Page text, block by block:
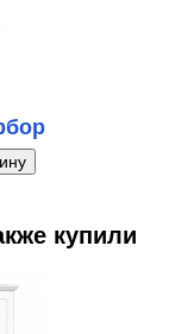
купили